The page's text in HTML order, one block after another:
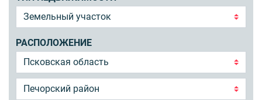
РАСПОЛОЖЕНИЕ